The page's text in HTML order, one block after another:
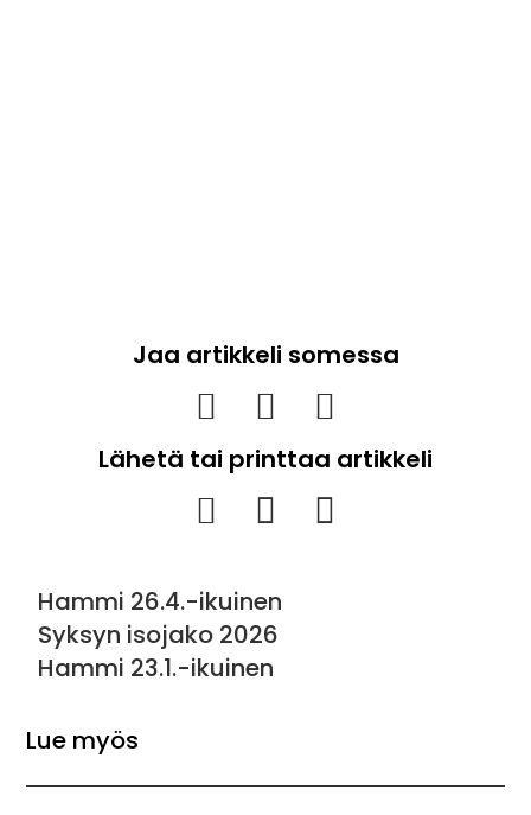
Jaa artikkeli somessa
Lähetä tai printtaa artikkeli
Hammi 26.4.-ikuinen
Syksyn isojako 2026
Hammi 23.1.-ikuinen
Lue myös